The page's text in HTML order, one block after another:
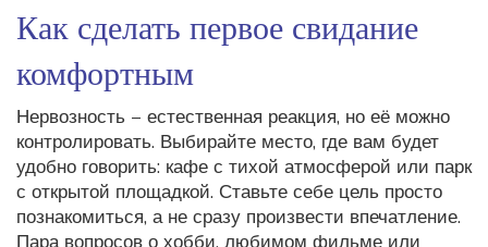
Как сделать первое свидание
комфортным
Нервозность – естественная реакция, но её можно
контролировать. Выбирайте место, где вам будет
удобно говорить: кафе с тихой атмосферой или парк
с открытой площадкой. Ставьте себе цель просто
познакомиться, а не сразу произвести впечатление.